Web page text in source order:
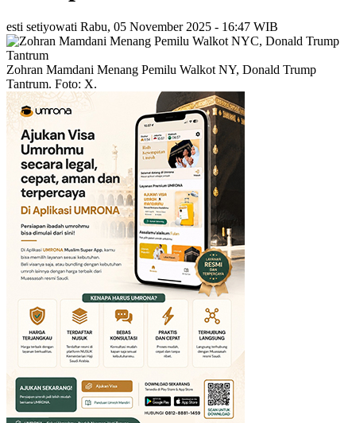
esti setiyowati Rabu, 05 November 2025 - 16:47 WIB
Zohran Mamdani Menang Pemilu Walkot NY, Donald Trump
Tantrum. Foto: X.